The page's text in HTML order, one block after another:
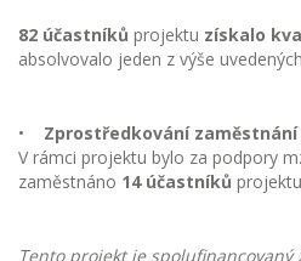
82 účastníků projektu získalo
absolvovalo jeden z výše
• Zprostředkování zaměstnání
V rámci projektu bylo za podpory
zaměstnáno 14 účastníků
Tento projekt je spolufinancovaný